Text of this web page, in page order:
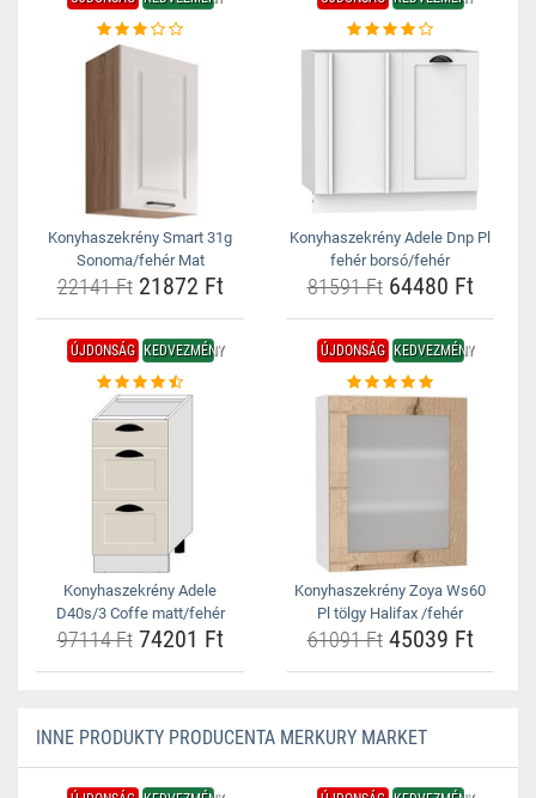
Konyhaszekrény Smart 31g
Sonoma/fehér Mat
22141 Ft21872 Ft
Konyhaszekrény Adele Dnp Pl
fehér borsó/fehér
81591 Ft64480 Ft
ÚJDONSÁG KEDVEZMÉNY
Konyhaszekrény Adele
D40s/3 Coffe matt/fehér
97114 Ft74201 Ft
ÚJDONSÁG KEDVEZMÉNY
Konyhaszekrény Zoya Ws60
Pl tölgy Halifax /fehér
61091 Ft45039 Ft
INNE PRODUKTY PRODUCENTA MERKURY MARKET